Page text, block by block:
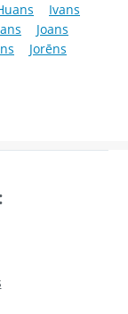
Ivans
Joans
Jorēns